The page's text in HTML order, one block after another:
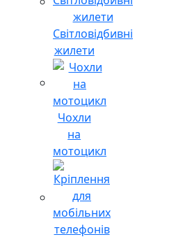
Світловідбивні
жилети
Чохли
на
мотоцикл